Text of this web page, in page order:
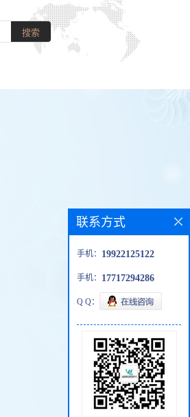
联系方式
手机： 19922125122
手机： 17717294286
Q Q：